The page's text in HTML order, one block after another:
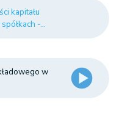
najmniej 100 000
zł
nominalna akcji -
nie niższa niż 1 gr
kapitału
-...
w